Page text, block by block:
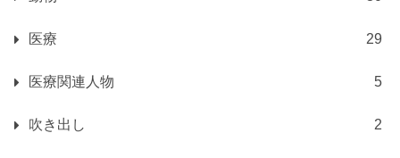
医療 29
医療関連人物 5
吹き出し 2